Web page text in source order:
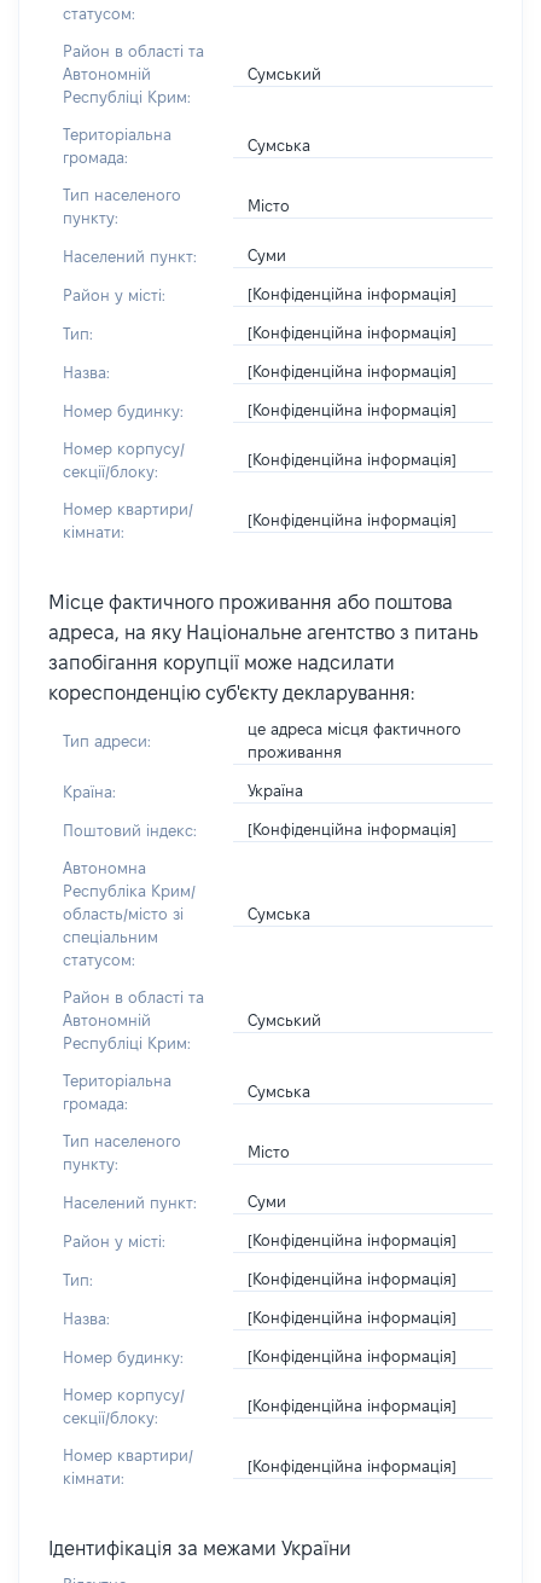
статусом:
Район в області та
Автономній
Республіці Крим:
Сумський
Територіальна
громада:
Сумська
Тип населеного
пункту:
Місто
Населений пункт: Суми
Район у місті: [Конфіденційна інформація]
Тип: [Конфіденційна інформація]
Назва: [Конфіденційна інформація]
Номер будинку: [Конфіденційна інформація]
Номер корпусу/
секції/блоку:
[Конфіденційна інформація]
Номер квартири/
кімнати:
[Конфіденційна інформація]
Місце фактичного проживання або поштова
адреса, на яку Національне агентство з питань
запобігання корупції може надсилати
кореспонденцію суб'єкту декларування:
Тип адреси:
це адреса місця фактичного
проживання
Країна: Україна
Поштовий індекс: [Конфіденційна інформація]
Автономна
Республіка Крим/
область/місто зі
спеціальним
статусом:
Сумська
Район в області та
Автономній
Республіці Крим:
Сумський
Територіальна
громада:
Сумська
Тип населеного
пункту:
Місто
Населений пункт: Суми
Район у місті: [Конфіденційна інформація]
Тип: [Конфіденційна інформація]
Назва: [Конфіденційна інформація]
Номер будинку: [Конфіденційна інформація]
Номер корпусу/
секції/блоку:
[Конфіденційна інформація]
Номер квартири/
кімнати:
[Конфіденційна інформація]
Ідентифікація за межами України